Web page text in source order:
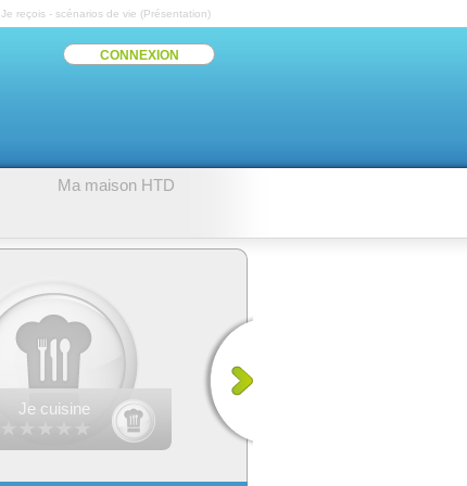
Je reçois - scénarios de vie (Présentation)
CONNEXION
Ma maison HTD
Je cuisine